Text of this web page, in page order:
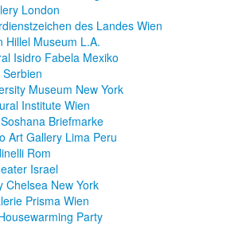
London
des Landes Wien
Hillel Museum L.A.
Isidro Fabela Mexiko
Museum New York
Institute Wien
Briefmarke
Art Gallery Lima Peru
Rom
Israel
Chelsea New York
Prisma Wien
Party